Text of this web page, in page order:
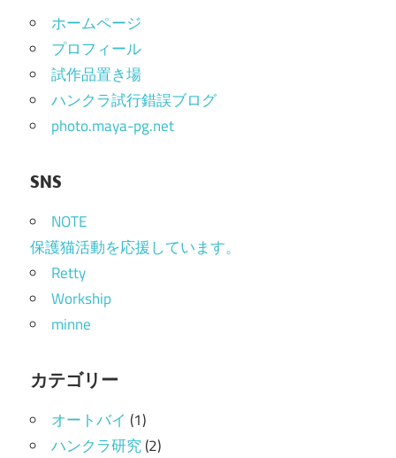
ー
シ
ョ
ン
ホームページ
プロフィール
試作品置き場
ハンクラ試行錯誤ブログ
photo.maya-pg.net
SNS
NOTE
保護猫活動を応援しています。
Retty
Workship
minne
カテゴリー
オートバイ (1)
ハンクラ研究(2)